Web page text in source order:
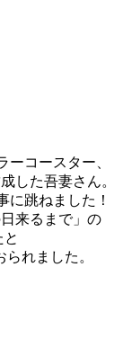
コースター、
した吾妻さん。
に跳ねました！
来るまで」の
れました。